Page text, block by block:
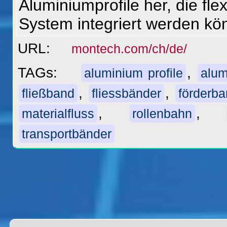
Aluminiumprofile her, die
System integriert werden
URL: montech.com/ch/de/
TAGs: aluminium profile ,
fließband , fliessbänder ,
materialfluss , rollenbahn ,
transportbänder